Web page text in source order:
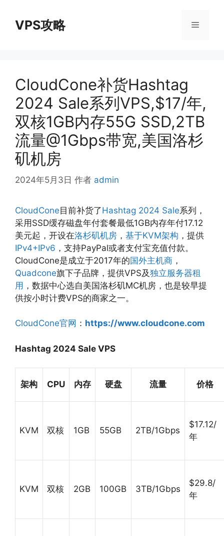
VPS攻略 菜
CloudCone补货Hashtag
2024 Sale系列VPS,$17/年,
双核1GB内存55G SSD,2TB
流量@1Gbps带宽,美国洛杉
矶机房
2024年5月3日 作者 admin
CloudCone目前补货了Hashtag 2024 Sale系列，
采用SSD缓存磁盘年付套餐最低1GB内存年付17.12
美元起，开设在洛杉矶机房 ， 基于KVM架构 ，提供
IPv4+IPv6 ，支持PayPal或者支付宝充值付款。
CloudCone是成立于2017年的国外主机商 ，
Quadcone旗下子品牌，提供VPS及独立服务器租
用 ，数据中心选自美国洛杉矶MC机房，也是较早提
供按小时计费VPS的商家之一。
CloudCone官网 ： https://www.cloudcone.com
Hashtag 2024 Sale VPS
架构 CPU 内存 硬盘 流量 价格
KVM 双核 1GB 55GB 2TB/1Gbps
$17.12/
年
KVM 双核 2GB 100GB 3TB/1Gbps
$29.8/
年